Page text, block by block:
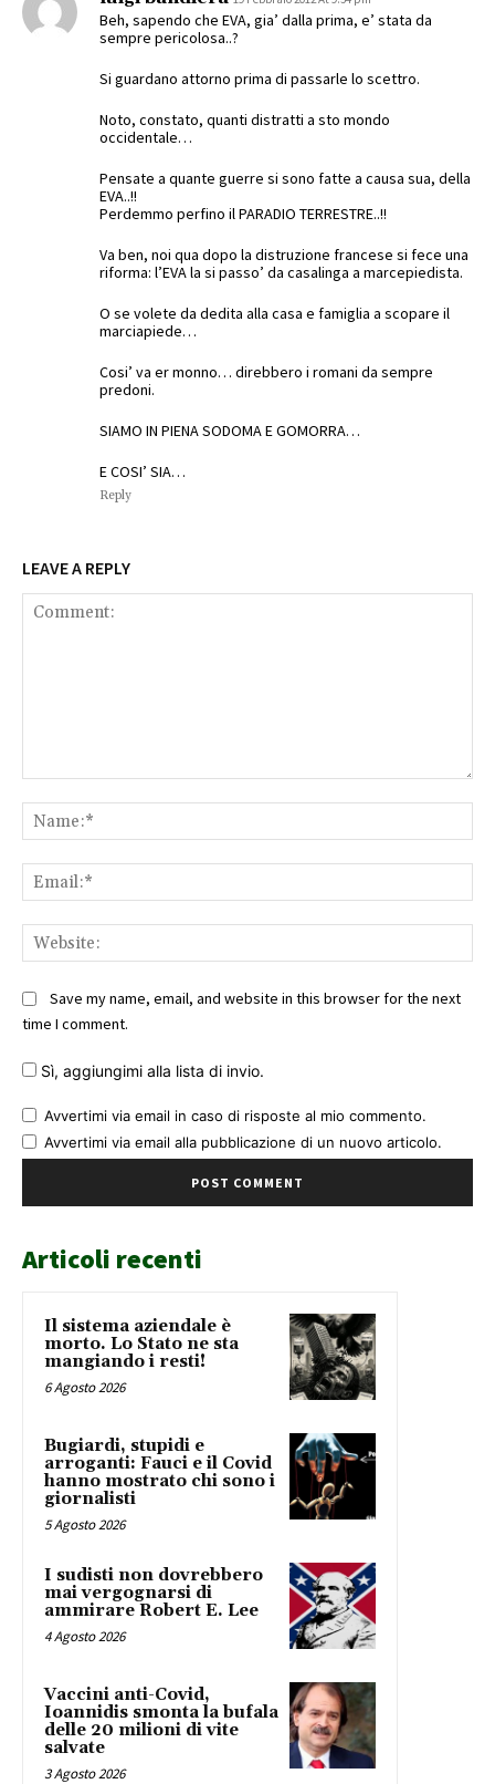
Beh, sapendo che EVA, gia’ dalla prima, e’ stata da
sempre pericolosa..?
Si guardano attorno prima di passarle lo scettro.
Noto, constato, quanti distratti a sto mondo
occidentale…
Pensate a quante guerre si sono fatte a causa sua, della
EVA..!!
Perdemmo perfino il PARADIO TERRESTRE..!!
Va ben, noi qua dopo la distruzione francese si fece una
riforma: l’EVA la si passo’ da casalinga a marcepiedista.
O se volete da dedita alla casa e famiglia a scopare il
marciapiede…
Cosi’ va er monno… direbbero i romani da sempre
predoni.
SIAMO IN PIENA SODOMA E GOMORRA…
E COSI’ SIA…
Reply
LEAVE A REPLY
Save my name, email, and website in this browser for the next
time I comment.
Sì, aggiungimi alla lista di invio.
Avvertimi via email in caso di risposte al mio commento.
Avvertimi via email alla pubblicazione di un nuovo articolo.
Articoli recenti
Il sistema aziendale è
morto. Lo Stato ne sta
mangiando i resti!
6 Agosto 2026
Bugiardi, stupidi e
arroganti: Fauci e il Covid
hanno mostrato chi sono i
giornalisti
5 Agosto 2026
I sudisti non dovrebbero
mai vergognarsi di
ammirare Robert E. Lee
4 Agosto 2026
Vaccini anti-Covid,
Ioannidis smonta la bufala
delle 20 milioni di vite
salvate
3 Agosto 2026